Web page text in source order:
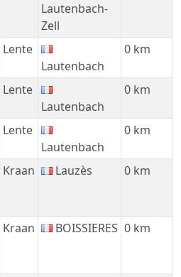
Lautenbach-
Zell
Lente
Lautenbach
0 km
Lente
Lautenbach
0 km
Lente
Lautenbach
0 km
Kraan Lauzès 0 km
Kraan BOISSIERES 0 km